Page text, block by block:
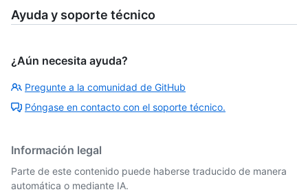
Ayuda y soporte técnico
¿Aún necesita ayuda?
Pregunte a la comunidad de GitHub
Póngase en contacto con el soporte técnico.
Información legal
Parte de este contenido puede haberse traducido de manera
automática o mediante IA.